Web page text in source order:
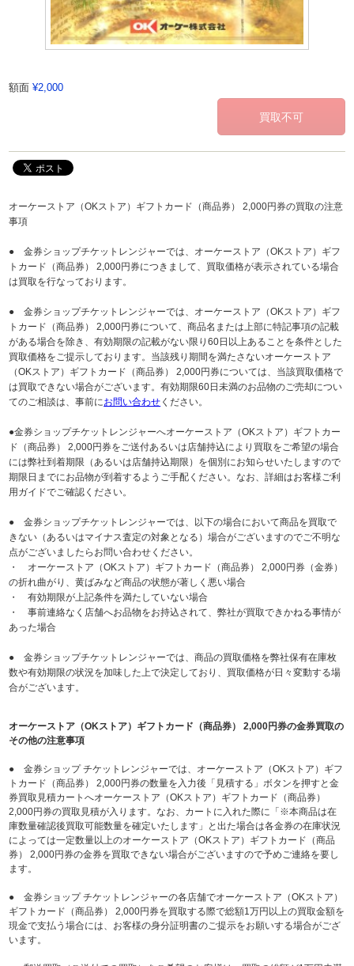
額面 ¥2,000
オーケーストア（OKストア）ギフトカード（商品券） 2,000円券の買取の注意
事項
● 金券ショップチケットレンジャーでは、オーケーストア（OKストア）ギフ
トカード（商品券） 2,000円券につきまして、買取価格が表示されている場合
は買取を行なっております。
● 金券ショップチケットレンジャーでは、オーケーストア（OKストア）ギフ
トカード（商品券） 2,000円券について、商品名または上部に特記事項の記載
がある場合を除き、有効期限の記載がない限り60日以上あることを条件とした
買取価格をご提示しております。当該残り期間を満たさないオーケーストア
（OKストア）ギフトカード（商品券） 2,000円券については、当該買取価格で
は買取できない場合がございます。有効期限60日未満のお品物のご売却につい
てのご相談は、事前にお問い合わせ ください。
●金券ショップチケットレンジャーへオーケーストア（OKストア）ギフトカー
ド（商品券） 2,000円券をご送付あるいは店舗持込により買取をご希望の場合
には弊社到着期限（あるいは店舗持込期限）を個別にお知らせいたしますので
期限日までにお品物が到着するようご手配ください。なお、詳細はお客様ご利
用ガイドでご確認ください。
● 金券ショップチケットレンジャーでは、以下の場合において商品を買取で
きない（あるいはマイナス査定の対象となる）場合がございますのでご不明な
点がございましたらお問い合わせください。
・ オーケーストア（OKストア）ギフトカード（商品券） 2,000円券（金券）
の折れ曲がり、黄ばみなど商品の状態が著しく悪い場合
・ 有効期限が上記条件を満たしていない場合
・ 事前連絡なく店舗へお品物をお持込されて、弊社が買取できかねる事情が
あった場合
● 金券ショップチケットレンジャーでは、商品の買取価格を弊社保有在庫枚
数や有効期限の状況を加味した上で決定しており、買取価格が日々変動する場
合がございます。
オーケーストア（OKストア）ギフトカード（商品券） 2,000円券の金券買取の
その他の注意事項
● 金券ショップ チケットレンジャーでは、オーケーストア（OKストア）ギフ
トカード（商品券） 2,000円券の数量を入力後「見積する」ボタンを押すと金
券買取見積カートへオーケーストア（OKストア）ギフトカード（商品券）
2,000円券の買取見積が入ります。なお、カートに入れた際に「※本商品は在
庫数量確認後買取可能数量を確定いたします」と出た場合は各金券の在庫状況
によっては一定数量以上のオーケーストア（OKストア）ギフトカード（商品
券） 2,000円券の金券を買取できない場合がございますので予めご連絡を要し
ます。
● 金券ショップ チケットレンジャーの各店舗でオーケーストア（OKストア）
ギフトカード（商品券） 2,000円券を買取する際で総額1万円以上の買取金額を
現金で支払う場合には、お客様の身分証明書のご提示をお願いする場合がござ
います。